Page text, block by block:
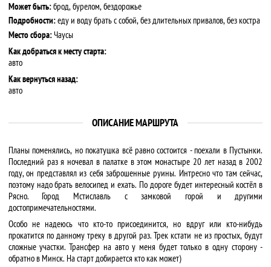
Может быть:брод, бурелом, бездорожье
Подробности:еду и воду брать с собой, без длительных привалов, без костра
Место сбора:Чаусы
Как добраться к месту старта:
авто
Как вернуться назад:
авто
ОПИСАНИЕ МАРШРУТА
Планы поменялись, но покатушка всё равно состоится - поехали в Пустынки.
Последний раз я ночевал в палатке в этом монастыре 20 лет назад в 2002
году, он представлял из себя заброшенные руины. Интресно что там сейчас,
поэтому надо брать велосипед и ехать. По дороге будет интересный костёл в
Рясно. Город Мстиславль с замковой горой и другими
достопримечательностями.
Особо не надеюсь что кто-то присоединится, но вдруг или кто-нибудь
прокатится по данному треку в другой раз. Трек кстати не из простых, будут
сложные участки. Трансфер на авто у меня будет только в одну сторону -
обратно в Минск. На старт добирается кто как может)